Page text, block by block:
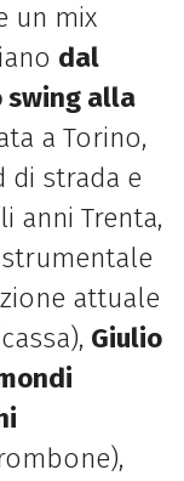
un mix
dal
swing alla
a Torino,
di strada e
anni Trenta,
attuale
Giulio